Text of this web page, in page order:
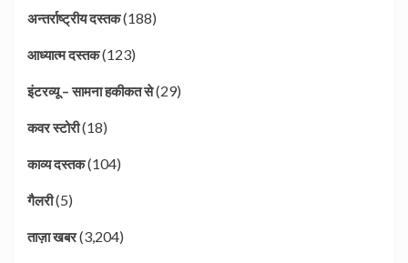
अन्तर्राष्ट्रीय दस्तक(188)
आध्यात्म दस्तक(123)
इंटरव्यू – सामना हकीकत से(29)
कवर स्टोरी(18)
काव्य दस्तक(104)
गैलरी(5)
ताज़ा खबर(3,204)